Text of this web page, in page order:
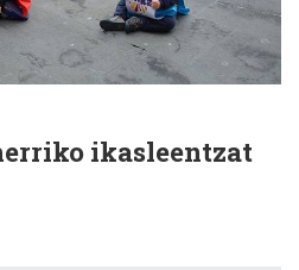
ikasleentzat